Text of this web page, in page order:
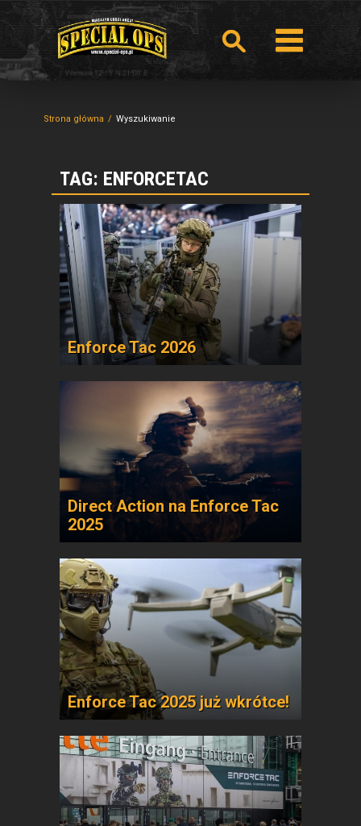
Strona główna Wyszukiwanie
TAG: ENFORCETAC
Enforce Tac 2026
Direct Action na Enforce Tac
2025
Enforce Tac 2025 już wkrótce!